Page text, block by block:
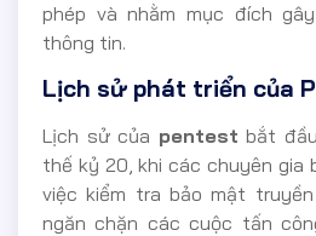
phép và nhằm mục đích
thông tin.
Lịch sử phát triển của
Lịch sử của pentest bắt
thế kỷ 20, khi các chuyên gia
việc kiểm tra bảo mật
ngăn chặn các cuộc tấn